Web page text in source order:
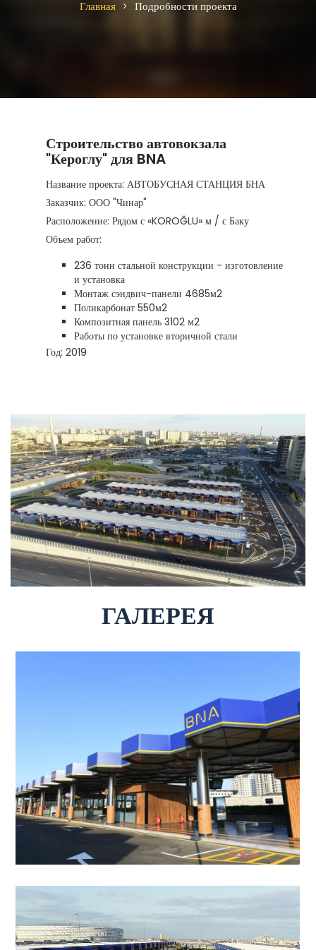
Главная Подробности проекта
Строительство автовокзала
"Кероглу" для BNA
Название проекта: АВТОБУСНАЯ СТАНЦИЯ БНА
Заказчик: ООО "Чинар"
Расположение: Рядом с «KOROĞLU» м / с Баку
Объем работ:
236 тонн стальной конструкции - изготовление
и установка
Монтаж сэндвич-панели 4685м2
Поликарбонат 550м2
Композитная панель 3102 м2
Работы по установке вторичной стали
Год: 2019
ГАЛЕРЕЯ